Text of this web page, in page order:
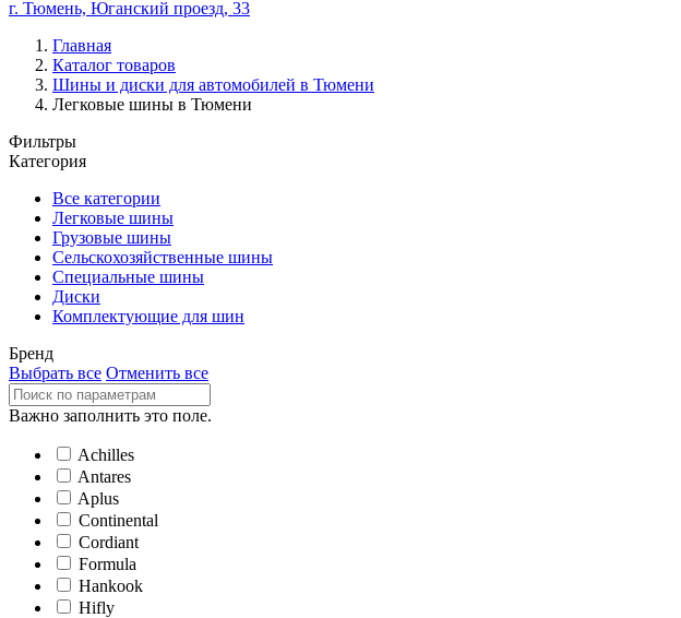
г. Тюмень, Юганский проезд, 33
Главная
Каталог товаров
Шины и диски для автомобилей в Тюмени
Легковые шины в Тюмени
Фильтры
Категория
Все категории
Легковые шины
Грузовые шины
Сельскохозяйственные шины
Специальные шины
Диски
Комплектующие для шин
Бренд
Выбрать все Отменить все
Важно заполнить это поле.
Achilles
Antares
Aplus
Continental
Cordiant
Formula
Hankook
Hifly